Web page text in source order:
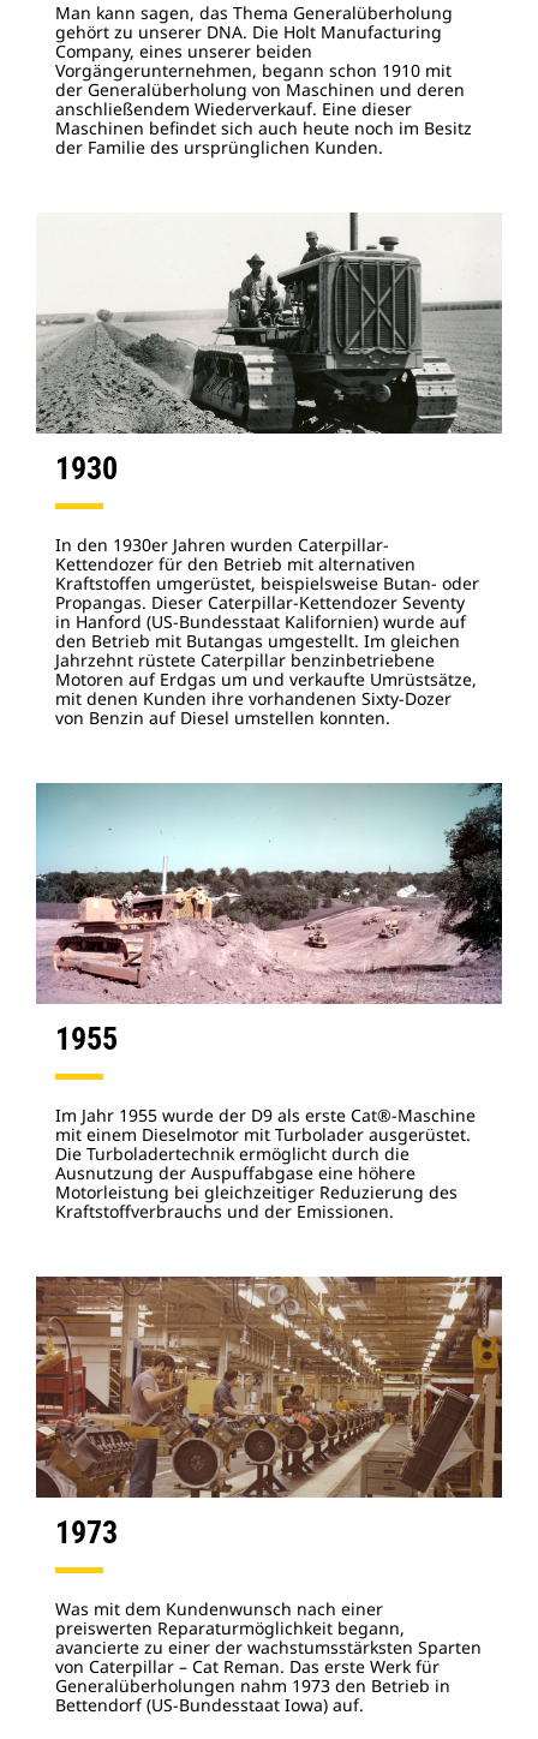
Man kann sagen, das Thema Generalüberholung
gehört zu unserer DNA. Die Holt Manufacturing
Company, eines unserer beiden
Vorgängerunternehmen, begann schon 1910 mit
der Generalüberholung von Maschinen und deren
anschließendem Wiederverkauf. Eine dieser
Maschinen befindet sich auch heute noch im Besitz
der Familie des ursprünglichen Kunden.
1930
In den 1930er Jahren wurden Caterpillar-
Kettendozer für den Betrieb mit alternativen
Kraftstoffen umgerüstet, beispielsweise Butan- oder
Propangas. Dieser Caterpillar-Kettendozer Seventy
in Hanford (US-Bundesstaat Kalifornien) wurde auf
den Betrieb mit Butangas umgestellt. Im gleichen
Jahrzehnt rüstete Caterpillar benzinbetriebene
Motoren auf Erdgas um und verkaufte Umrüstsätze,
mit denen Kunden ihre vorhandenen Sixty-Dozer
von Benzin auf Diesel umstellen konnten.
1955
Im Jahr 1955 wurde der D9 als erste Cat®-Maschine
mit einem Dieselmotor mit Turbolader ausgerüstet.
Die Turboladertechnik ermöglicht durch die
Ausnutzung der Auspuffabgase eine höhere
Motorleistung bei gleichzeitiger Reduzierung des
Kraftstoffverbrauchs und der Emissionen.
1973
Was mit dem Kundenwunsch nach einer
preiswerten Reparaturmöglichkeit begann,
avancierte zu einer der wachstumsstärksten Sparten
von Caterpillar – Cat Reman. Das erste Werk für
Generalüberholungen nahm 1973 den Betrieb in
Bettendorf (US-Bundesstaat Iowa) auf.